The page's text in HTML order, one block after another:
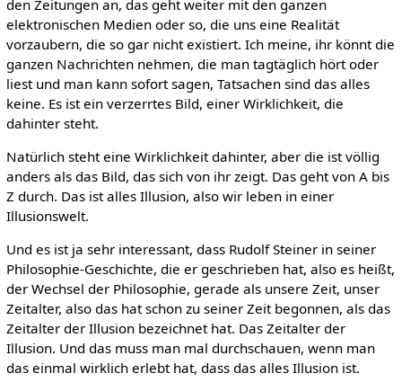
den Zeitungen an, das geht weiter mit den ganzen
elektronischen Medien oder so, die uns eine Realität
vorzaubern, die so gar nicht existiert. Ich meine, ihr könnt die
ganzen Nachrichten nehmen, die man tagtäglich hört oder
liest und man kann sofort sagen, Tatsachen sind das alles
keine. Es ist ein verzerrtes Bild, einer Wirklichkeit, die
dahinter steht.
Natürlich steht eine Wirklichkeit dahinter, aber die ist völlig
anders als das Bild, das sich von ihr zeigt. Das geht von A bis
Z durch. Das ist alles Illusion, also wir leben in einer
Illusionswelt.
Und es ist ja sehr interessant, dass Rudolf Steiner in seiner
Philosophie-Geschichte, die er geschrieben hat, also es heißt,
der Wechsel der Philosophie, gerade als unsere Zeit, unser
Zeitalter, also das hat schon zu seiner Zeit begonnen, als das
Zeitalter der Illusion bezeichnet hat. Das Zeitalter der
Illusion. Und das muss man mal durchschauen, wenn man
das einmal wirklich erlebt hat, dass das alles Illusion ist.